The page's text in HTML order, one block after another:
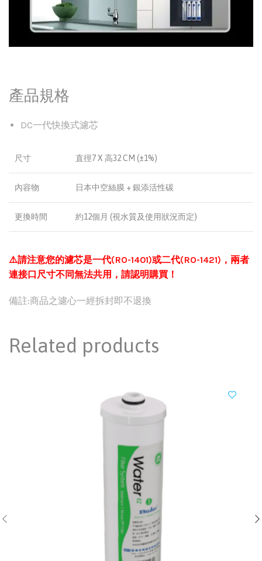
產品規格
DC一代快換式濾芯
尺寸 直徑7 X 高32 CM (±1%)
內容物 日本中空絲膜 + 銀添活性碳
更換時間 約12個月 (視水質及使用狀況而定)
⚠️請注意您的濾芯是一代(RO-1401)或二代(RO-1421)，兩者
連接口尺寸不同無法共用，請認明購買！
備註:商品之濾心一經拆封即不退換
Related products